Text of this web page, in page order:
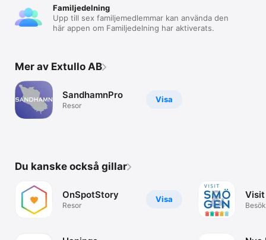
Familjedelning
Upp till sex familjemedlemmar kan använda den
här appen om Familjedelning har aktiverats.
Mer av Extullo AB
Visa
SandhamnPro
Resor
Du kanske också gillar
Visa
OnSpotStory
Resor
Visit